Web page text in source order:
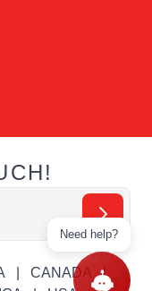
CANADA
Need help?